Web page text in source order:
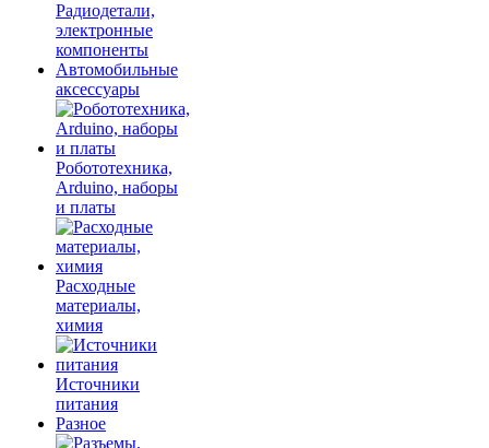
Радиодетали,
электронные
компоненты
Автомобильные
аксессуары
Робототехника,
Arduino, наборы
и платы
Расходные
материалы,
химия
Источники
питания
Разное